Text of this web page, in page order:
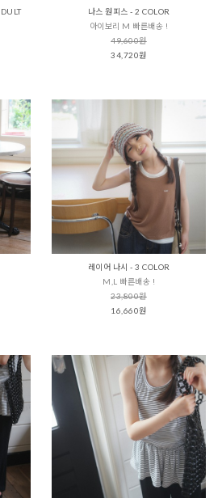
나스 원피스 - 2 COLOR
아이보리 M 빠른배송 !
49,600원
34,720원
레이어 나시 - 3 COLOR
M,L 빠른배송 !
23,800원
16,660원